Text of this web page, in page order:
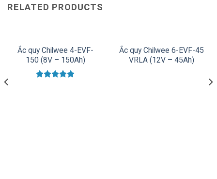
RELATED PRODUCTS
Ắc quy Chilwee 4-EVF-
150 (8V – 150Ah)
Ắc quy Chilwee 6-EVF-45
VRLA (12V – 45Ah)